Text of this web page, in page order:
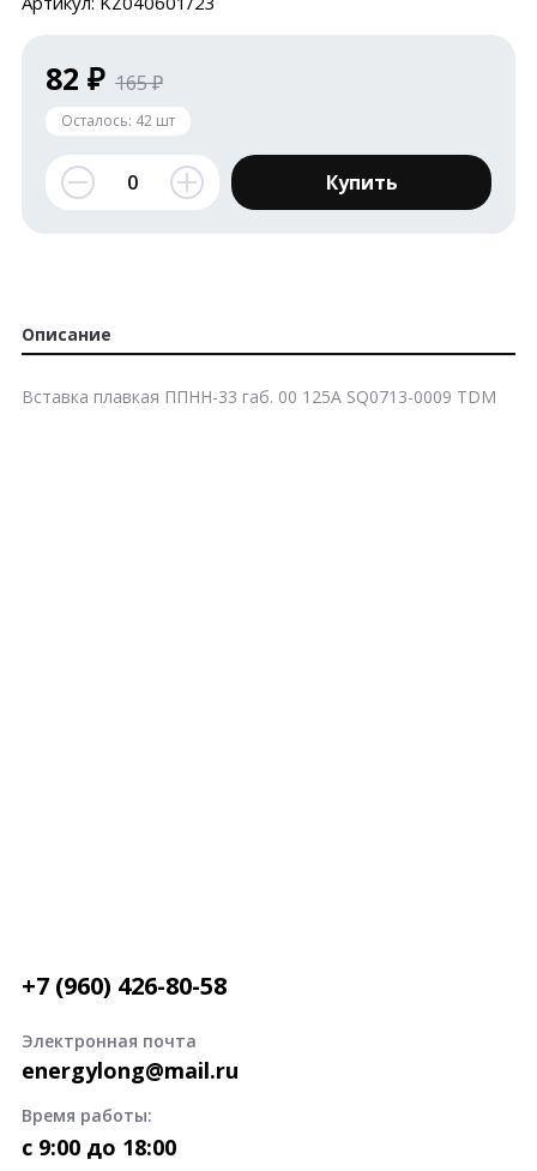
82 ₽ 165 ₽
Осталось: 42 шт
Купить
Описание
Вставка плавкая ППНН-33 габ. 00 125А SQ0713-0009 TDM
+7 (960) 426-80-58
Электронная почта
energylong@mail.ru
Время работы:
c 9:00 до 18:00